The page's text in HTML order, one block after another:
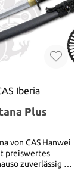
Iberia
Plus
von CAS Hanwei
preiswertes
zuverlässig ist